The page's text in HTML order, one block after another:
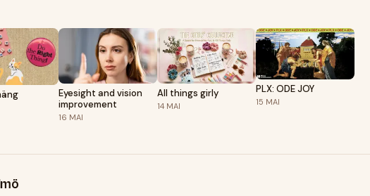
a friendly group of people who want to help reduce
help others to do so. There is a lot we can learn from
for more helping hands, no matter what skills you have.
we also need help with reporting repair data, managing
community - so please consider joining us with any
stay up to date:www.repaircafe.nuinfo@repaircafe.nu
Eyesight and vision
improvement
16 MAI
All things girly
14 MAI
PLX: ODE JOY
15 MAI